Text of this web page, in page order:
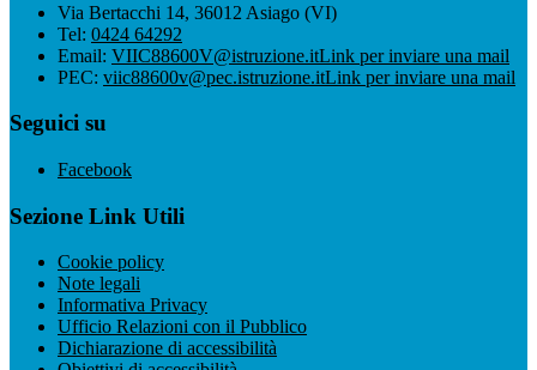
Via Bertacchi 14, 36012 Asiago (VI)
Tel: 0424 64292
Email: VIIC88600V@istruzione.itLink per inviare una mail
PEC: viic88600v@pec.istruzione.itLink per inviare una mail
Seguici su
Facebook
Sezione Link Utili
Cookie policy
Note legali
Informativa Privacy
Ufficio Relazioni con il Pubblico
Dichiarazione di accessibilità